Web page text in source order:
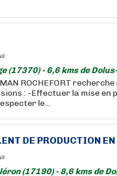
(17370) - 6,6 kms de
ROCHEFORT
: -Effectuer la mise en
le...
DE PRODUCTION
(17190) - 8,6 kms de